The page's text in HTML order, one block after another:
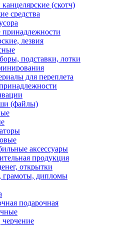
(скотч)
средства
лезвия
подставки, лотки
для переплета
(файлы)
аксессуары
продукция
открытки
грамоты, дипломы
подарочная